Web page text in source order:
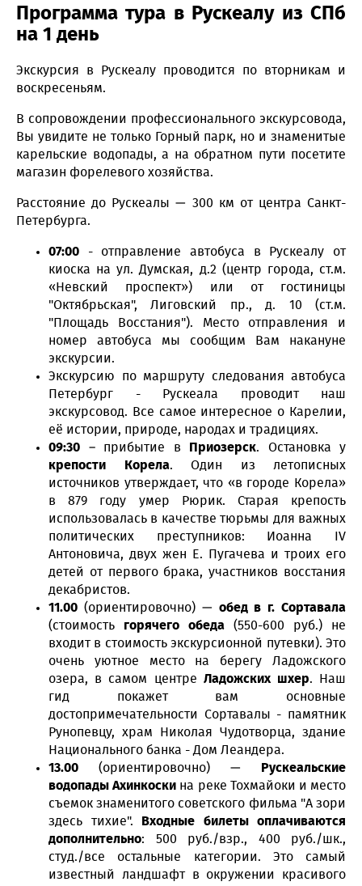
Программа тура в Рускеалу из СПб
на 1 день
Экскурсия в Рускеалу проводится по вторникам и
воскресеньям.
В сопровождении профессионального экскурсовода,
Вы увидите не только Горный парк, но и знаменитые
карельские водопады, а на обратном пути посетите
магазин форелевого хозяйства.
Расстояние до Рускеалы — 300 км от центра Санкт-
Петербурга.
07:00 - отправление автобуса в Рускеалу от
киоска на ул. Думская, д.2 (центр города, ст.м.
«Невский проспект») или от гостиницы
"Октябрьская", Лиговский пр., д. 10 (ст.м.
"Площадь Восстания"). Место отправления и
номер автобуса мы сообщим Вам накануне
экскурсии.
Экскурсию по маршруту следования автобуса
Петербург - Рускеала проводит наш
экскурсовод. Все самое интересное о Карелии,
её истории, природе, народах и традициях.
09:30 – прибытие в Приозерск. Остановка у
крепости Корела. Один из летописных
источников утверждает, что «в городе Корела»
в 879 году умер Рюрик. Старая крепость
использовалась в качестве тюрьмы для важных
политических преступников: Иоанна IV
Антоновича, двух жен Е. Пугачева и троих его
детей от первого брака, участников восстания
декабристов.
11.00 (ориентировочно) — обед в г. Сортавала
(стоимость горячего обеда (550-600 руб.) не
входит в стоимость экскурсионной путевки). Это
очень уютное место на берегу Ладожского
озера, в самом центре Ладожских шхер. Наш
гид покажет вам основные
достопримечательности Сортавалы - памятник
Рунопевцу, храм Николая Чудотворца, здание
Национального банка - Дом Леандера.
13.00 (ориентировочно) —
Рускеальские
водопады Ахинкоски на реке Тохмайоки и место
съемок знаменитого советского фильма "А зори
здесь тихие".
Входные билеты оплачиваются
дополнительно: 500 руб./взр., 400 руб./шк.,
студ./все остальные категории. Это самый
известный ландшафт в окружении красивого